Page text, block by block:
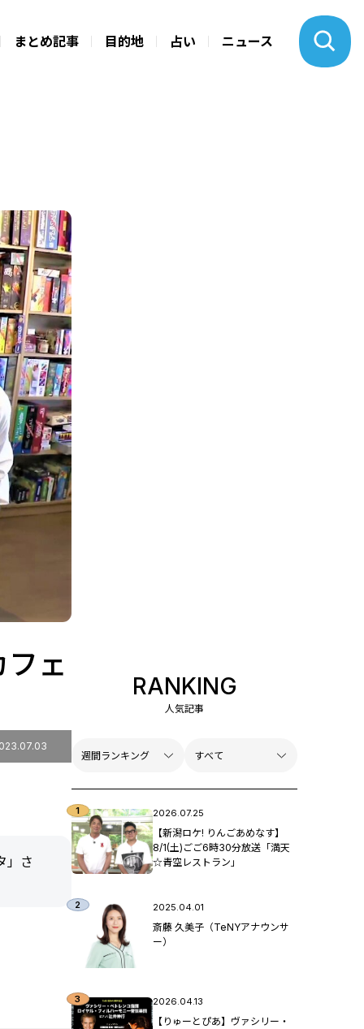
まとめ記事 目的地 占い ニュース
ェ
」さ
RANKING
人気記事
2026.07.25
【新潟ロケ! りんごあめなす】
8/1(土)ごご6時30分放送「満天
☆青空レストラン」
2025.04.01
斎藤 久美子（TeNYアナウンサ
ー）
2026.04.13
【りゅーとぴあ】ヴァシリー・